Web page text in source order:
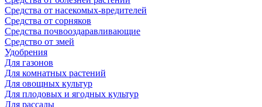
Средства от насекомых-вредителей
Средства от сорняков
Средства почвооздаравливающие
Средство от змей
Удобрения
Для газонов
Для комнатных растений
Для овощных культур
Для плодовых и ягодных культур
Для рассады